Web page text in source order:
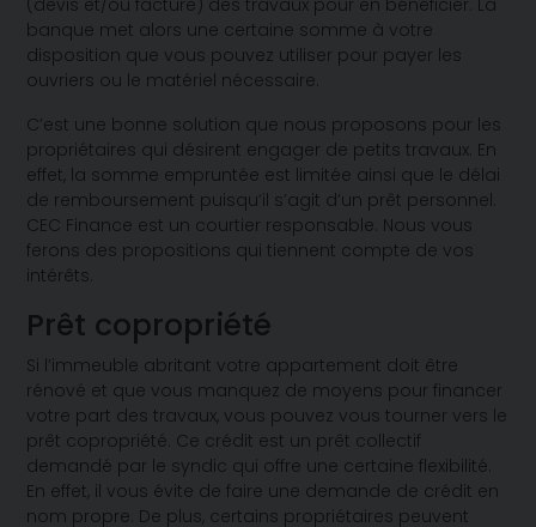
banque met alors une certaine somme à votre
disposition que vous pouvez utiliser pour payer les
ouvriers ou le matériel nécessaire.
C’est une bonne solution que nous proposons pour les
propriétaires qui désirent engager de petits travaux. En
effet, la somme empruntée est limitée ainsi que le délai
de remboursement puisqu’il s’agit d’un prêt personnel.
CEC Finance est un courtier responsable. Nous vous
ferons des propositions qui tiennent compte de vos
intérêts.
Prêt copropriété
Si l’immeuble abritant votre appartement doit être
rénové et que vous manquez de moyens pour financer
votre part des travaux, vous pouvez vous tourner vers le
prêt copropriété. Ce crédit est un prêt collectif
demandé par le syndic qui offre une certaine flexibilité.
En effet, il vous évite de faire une demande de crédit en
nom propre. De plus, certains propriétaires peuvent